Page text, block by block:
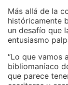
Más allá de la
históricamente
un desafío que
entusiasmo
“Lo que vamos
bibliomaníaco
que parece